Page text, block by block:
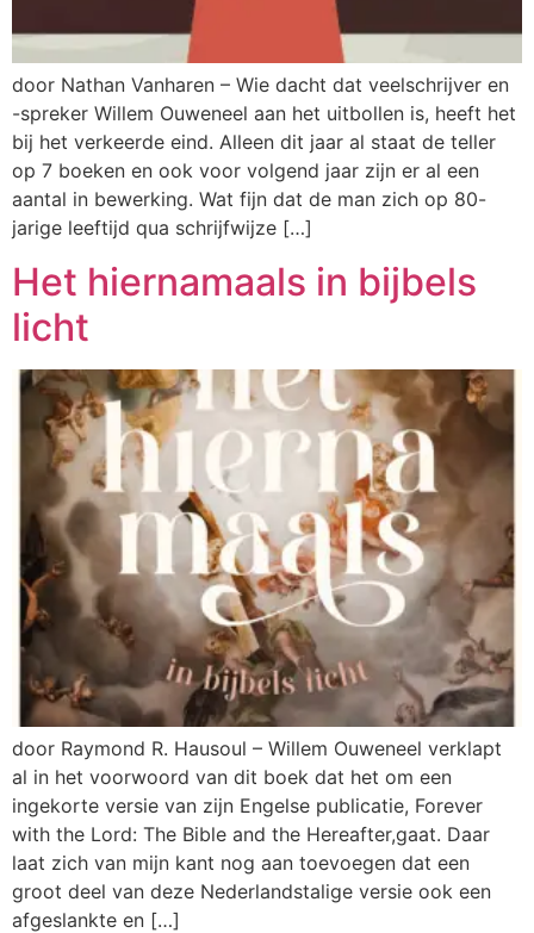
door Nathan Vanharen – Wie dacht dat veelschrijver en
-spreker Willem Ouweneel aan het uitbollen is, heeft het
bij het verkeerde eind. Alleen dit jaar al staat de teller
op 7 boeken en ook voor volgend jaar zijn er al een
aantal in bewerking. Wat fijn dat de man zich op 80-
jarige leeftijd qua schrijfwijze […]
Het hiernamaals in bijbels
licht
door Raymond R. Hausoul – Willem Ouweneel verklapt
al in het voorwoord van dit boek dat het om een
ingekorte versie van zijn Engelse publicatie, Forever
with the Lord: The Bible and the Hereafter,gaat. Daar
laat zich van mijn kant nog aan toevoegen dat een
groot deel van deze Nederlandstalige versie ook een
afgeslankte en […]